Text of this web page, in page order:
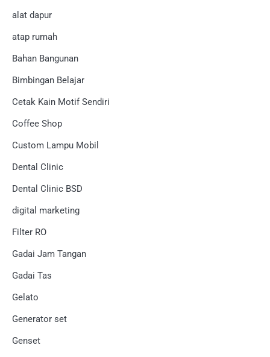
alat dapur
atap rumah
Bahan Bangunan
Bimbingan Belajar
Cetak Kain Motif Sendiri
Coffee Shop
Custom Lampu Mobil
Dental Clinic
Dental Clinic BSD
digital marketing
Filter RO
Gadai Jam Tangan
Gadai Tas
Gelato
Generator set
Genset